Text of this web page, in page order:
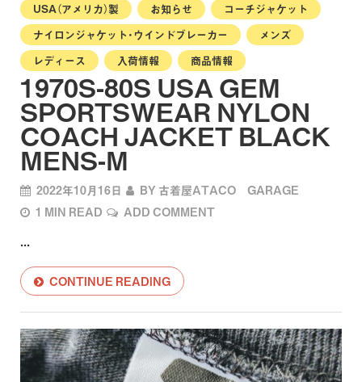
USA（アメリカ）製
お知らせ
コーチジャケット
ナイロンジャケット・ウインドブレーカー
メンズ
レディース
入荷情報 商品情報
1970S-80S USA GEM
SPORTSWEAR NYLON
COACH JACKET BLACK
MENS-M
2022年10月16日 BY 古着屋ATACO GARAGE
1 MIN READ
ADD COMMENT
...
CONTINUE READING